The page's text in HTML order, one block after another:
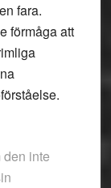
fara.
förmåga att
inte